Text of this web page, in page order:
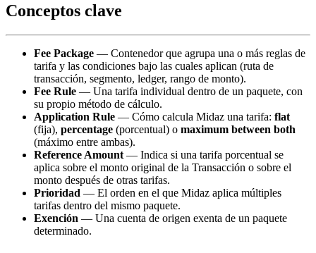
Conceptos clave
Fee Package — Contenedor que agrupa una o más reglas de
tarifa y las condiciones bajo las cuales aplican (ruta de
transacción, segmento, ledger, rango de monto).
Fee Rule — Una tarifa individual dentro de un paquete, con
su propio método de cálculo.
Application Rule — Cómo calcula Midaz una tarifa: flat
(fija), percentage (porcentual) o maximum between both
(máximo entre ambas).
Reference Amount — Indica si una tarifa porcentual se
aplica sobre el monto original de la Transacción o sobre el
monto después de otras tarifas.
Prioridad — El orden en el que Midaz aplica múltiples
tarifas dentro del mismo paquete.
Exención — Una cuenta de origen exenta de un paquete
determinado.